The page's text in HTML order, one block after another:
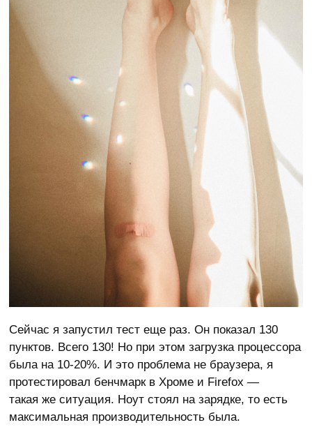
Сейчас я запустил тест еще раз. Он показал 130
пунктов. Всего 130! Но при этом загрузка процессора
была на 10-20%. И это проблема не браузера, я
протестировал бенчмарк в Хроме и Firefox —
такая же ситуация. Ноут стоял на зарядке, то есть
максимальная производительность была.